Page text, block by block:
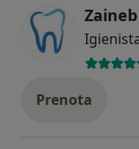
Prenota